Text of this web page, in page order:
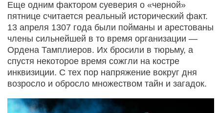
Еще одним фактором суеверия о «черной»
пятнице считается реальный исторический факт.
13 апреля 1307 года были пойманы и арестованы
члены сильнейшей в то время организации —
Ордена Тамплиеров. Их бросили в тюрьму, а
спустя некоторое время сожгли на костре
инквизиции. С тех пор напряжение вокруг дня
возросло и обросло множеством тайн и загадок.